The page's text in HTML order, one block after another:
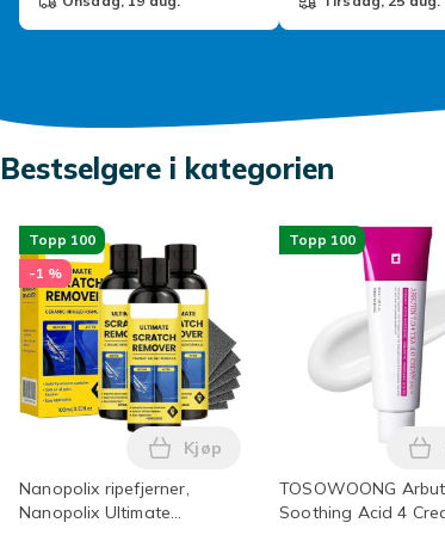
Bestselgere i kategorien
Topp 100
-1 %
Nanopolix ripefjerner,
Nanopolix Ultimate
Legg Nanopolix ripefjerner,
Kjøp
Topp 100
TOSOWOONG
Soothing Acid 4